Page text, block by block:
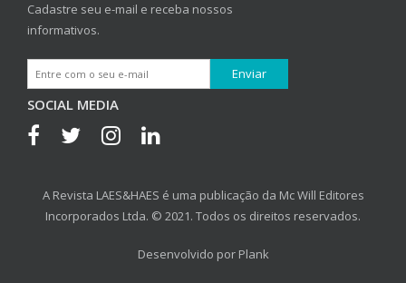
Cadastre seu e-mail e receba nossos
informativos.
SOCIAL MEDIA
A Revista LAES&HAES é uma publicação da Mc Will Editores
Incorporados Ltda. © 2021. Todos os direitos reservados.
Desenvolvido por Plank